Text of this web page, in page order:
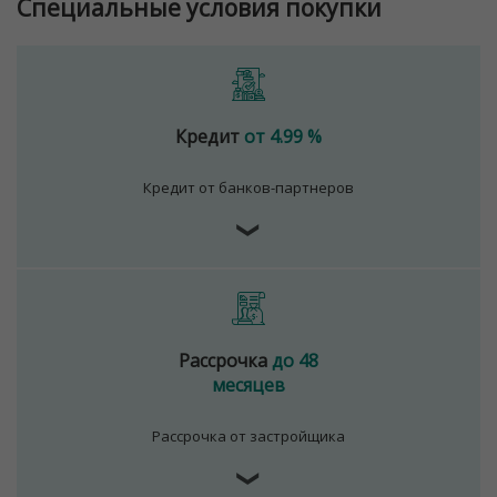
№02240/129 от 06.09.06г.
Специальные условия покупки
Кредит от 4.99 %
Кредит от банков-партнеров
❯
Рассрочкадо 48
месяцев
Рассрочка от застройщика
❯